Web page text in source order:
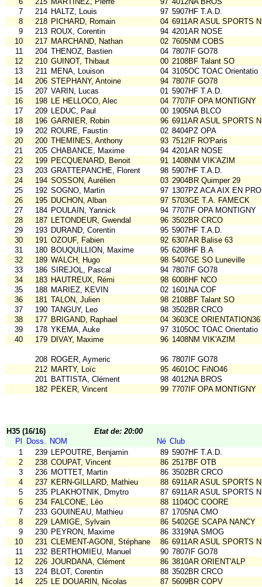
7
214 HALTZ, Louis 97 5907HF T.A.D.
8
218 PICHARD, Romain 04 6911AR ASUL SPORTS
9
213 ROUX, Corentin 94 4201AR NOSE
10
217 MARCHAND, Nathan 02 7605NM COBS
11
204 THENOZ, Bastien 04 7807IF GO78
12
210 GUINOT, Thibaut 00 2108BF Talant SO
13
211 MENA, Louison 04 3105OC TOAC Orientatio
14
206 STEPHANY, Antoine 94 7807IF GO78
15
207 VARIN, Lucas 01 5907HF T.A.D.
16
198 LE HELLOCO, Alec 04 7707IF OPA MONTIGNY
17
209 LEDUC, Paul 00 1905NA BLCO
18
196 GARNIER, Robin 96 6911AR ASUL SPORTS
19
202 ROURE, Faustin 02 8404PZ OPA
20
200 THEMINES, Anthony 93 7512IF RO'Paris
21
205 CHABANCE, Maxime 94 4201AR NOSE
22
199 PECQUENARD, Benoit 91 1408NM VIK'AZIM
23
203 GRATTEPANCHE, Florent 98 5907HF T.A.D.
24
194 SOSSON, Aurélien 03 2904BR Quimper 29
25
192 SOGNO, Martin 97 1307PZ ACA AIX EN
26
195 DUCHON, Alban 97 5703GE T.A. FAMECK
27
184 POULAIN, Yannick 94 7707IF OPA MONTIGNY
28
187 LETONDEUR, Gwendal 96 3502BR CRCO
29
193 DURAND, Corentin 95 5907HF T.A.D.
30
191 OZOUF, Fabien 92 6307AR Balise 63
31
180 BOUQUILLION, Maxime 95 6208HF B.A
32
189 WALCH, Hugo 98 5407GE SO Luneville
33
186 SIREJOL, Pascal 94 7807IF GO78
34
183 HAUTREUX, Rémi 98 6008HF NCO
35
188 MARIEZ, KEVIN 02 1601NA COF
36
181 TALON, Julien 98 2108BF Talant SO
37
190 TANGUY, Leo 98 3502BR CRCO
38
177 BRIGAND, Raphael 04 3603CE ORIENTATION36
39
178 YKEMA, Auke 97 3105OC TOAC Orientatio
40
179 DIVAY, Maxime 96 1408NM VIK'AZIM
208 ROGER, Aymeric 96 7807IF GO78
212 MARTY, Loïc 95 4601OC FiNO46
201 BATTISTA, Clément 98 4012NA BROS
182 PEKER, Vincent 99 7707IF OPA MONTIGNY
H35 (16/16)
Etat de: 20:00
Pl
Doss. NOM Né Club
1
239 LEPOUTRE, Benjamin 89 5907HF T.A.D.
2
238 COUPAT, Vincent 86 2517BF OTB
3
236 MOTTET, Martin 86 3502BR CRCO
4
237 KERN-GILLARD, Mathieu 88 6911AR ASUL SPORTS
5
235 PLAKHOTNIK, Dmytro 87 6911AR ASUL SPORTS
6
234 FALCONE, Léo 88 1104OC COORE
7
233 GOUINEAU, Mathieu 87 1705NA CMO
8
229 LAMIGE, Sylvain 86 5402GE SCAPA NANCY
9
230 PEYRON, Maxime 86 3319NA SMOG
10
231 CLEMENT-AGONI, Stéphane 86 6911AR ASUL SPORTS
11
232 BERTHOMIEU, Manuel 90 7807IF GO78
12
226 JOURDANA, Clément 86 3810AR ORIENT'ALP
13
224 BLOT, Corentin 88 3502BR CRCO
14
225 LE DOUARIN, Nicolas 87 5609BR COPV